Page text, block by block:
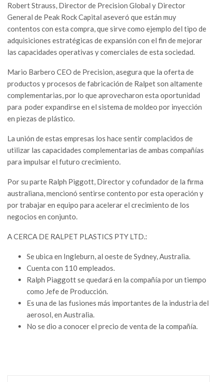
Robert Strauss, Director de Precision Global y Director
General de Peak Rock Capital aseveró que están muy
contentos con esta compra, que sirve como ejemplo del tipo de
adquisiciones estratégicas de expansión con el fin de mejorar
las capacidades operativas y comerciales de esta sociedad.
Mario Barbero CEO de Precision, asegura que la oferta de
productos y procesos de fabricación de Ralpet son altamente
complementarias, por lo que aprovecharon esta oportunidad
para poder expandirse en el sistema de moldeo por inyección
en piezas de plástico.
La unión de estas empresas los hace sentir complacidos de
utilizar las capacidades complementarias de ambas compañías
para impulsar el futuro crecimiento.
Por su parte Ralph Piggott, Director y cofundador de la firma
australiana, mencionó sentirse contento por esta operación y
por trabajar en equipo para acelerar el crecimiento de los
negocios en conjunto.
A CERCA DE RALPET PLASTICS PTY LTD.:
Se ubica en Ingleburn, al oeste de Sydney, Australia.
Cuenta con 110 empleados.
Ralph Piaggott se quedará en la compañía por un tiempo
como Jefe de Producción.
Es una de las fusiones más importantes de la industria del
aerosol, en Australia.
No se dio a conocer el precio de venta de la compañía.